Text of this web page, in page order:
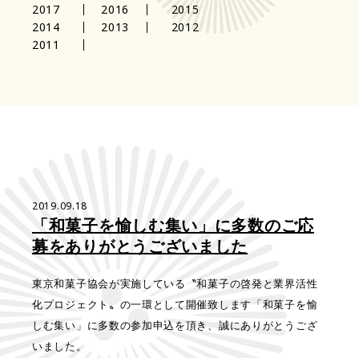
2017
2016
2015
2014
2013
2012
2011
2019.09.18
「和菓子を愉しむ集い」に多数のご応
募をありがとうございました
東京和菓子協会が実施している〝和菓子の啓発と業界活性
化プロジェクト〟の一環として開催致します「和菓子を愉
しむ集い」に多数の参加申込を頂き、誠にありがとうござ
いました。